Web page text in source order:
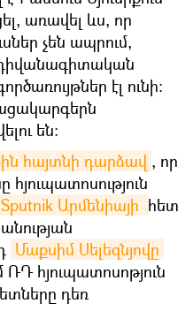
առավել ևս, որ
չեն ապրում,
էլ ունի։
են։
ին հայտնի դարձավ , որ
հյուպատոսություն
Sputnik Արմենիայի հետ
Մաքսիմ Սելեզնյովը
հյուպատոսոթյուն
դեռ